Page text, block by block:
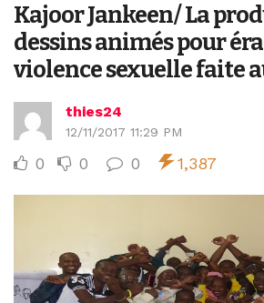
Kajoor Jankeen/ La
dessins animés pour
violence sexuelle faite
thies24
12/11/2017 11:29 PM
0 0 0 1,387